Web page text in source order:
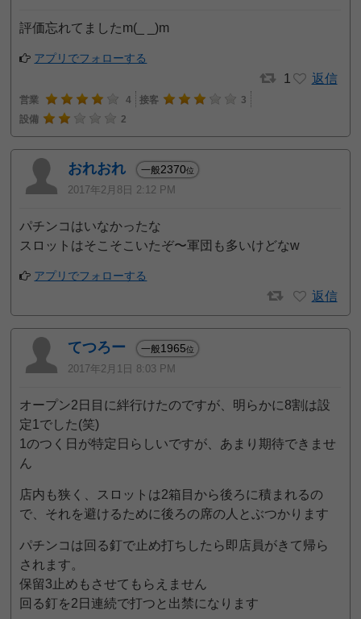
評価忘れてましたm(_ _)m
アプリでフォローする
1 返信
営業 4 接客
3
設備
2
おれおれ 一般2370位
2017年2月8日 2:12 PM
パチンコはいなかったな
スロットはそこそこいたぞ〜軍団も多いけどなw
アプリでフォローする
返信
てつろー 一般1965位
2017年2月1日 8:03 PM
オープン2日目に絆行けたのですが、明らかに8割は設
定1でした(笑)
1のつく日が特定日らしいですが、あまり期待できませ
ん
店内も狭く、スロットは2箱目から後ろに積まれるの
で、それを避けるために後ろの席の人とぶつかります
パチンコは回る釘で止め打ちしたら即店員がきて帰ら
されます。
保留3止めもさせてもらえません
回る釘を2日連続で打つと出禁になります